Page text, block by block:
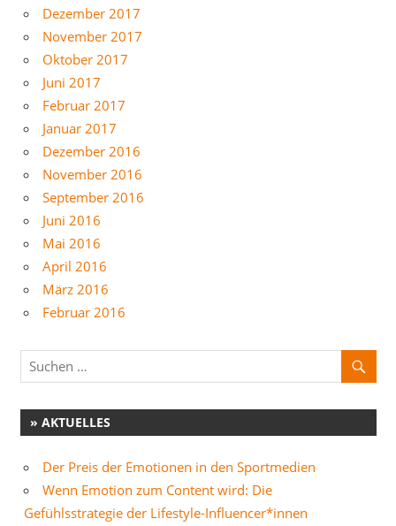
Dezember 2017
November 2017
Oktober 2017
Juni 2017
Februar 2017
Januar 2017
Dezember 2016
November 2016
September 2016
Juni 2016
Mai 2016
April 2016
März 2016
Februar 2016
» AKTUELLES
Der Preis der Emotionen in den Sportmedien
Wenn Emotion zum Content wird: Die
Gefühlsstrategie der Lifestyle-Influencer*innen